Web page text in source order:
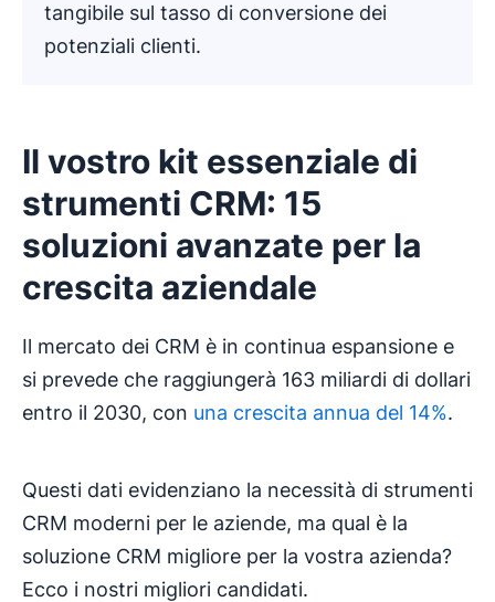
tangibile sul tasso di conversione dei
potenziali clienti.
Il vostro kit essenziale di
strumenti CRM: 15
soluzioni avanzate per la
crescita aziendale
Il mercato dei CRM è in continua espansione e
si prevede che raggiungerà 163 miliardi di dollari
entro il 2030, con una crescita annua del 14%.
Questi dati evidenziano la necessità di strumenti
CRM moderni per le aziende, ma qual è la
soluzione CRM migliore per la vostra azienda?
Ecco i nostri migliori candidati.